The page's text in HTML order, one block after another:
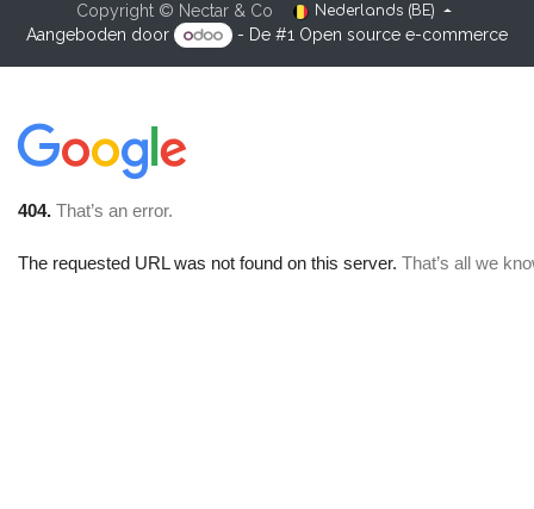
Copyright © Nectar & Co Nederlands (BE)
Aangeboden door - De #1 Open source e-commerce